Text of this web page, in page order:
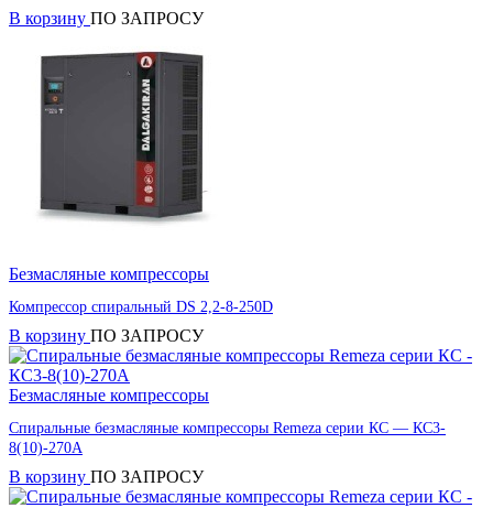
В корзину ПО ЗАПРОСУ
Безмасляные компрессоры
Компрессор спиральный DS 2,2-8-250D
В корзину ПО ЗАПРОСУ
Безмасляные компрессоры
Спиральные безмасляные компрессоры Remeza серии КС — КС3-
8(10)-270А
В корзину ПО ЗАПРОСУ